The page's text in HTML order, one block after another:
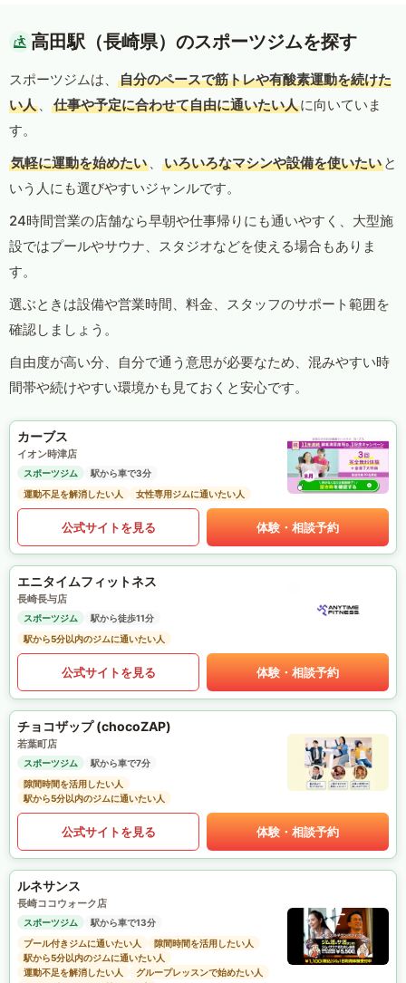
高田駅（長崎県）のスポーツジムを探す
スポーツジムは、
自分のペースで筋トレや有酸素運動を続けた
い人 、 仕事や予定に合わせて自由に通いたい人に向いていま
す。
気軽に運動を始めたい 、 いろいろなマシンや設備を使いたい と
いう人にも選びやすいジャンルです。
24時間営業の店舗なら早朝や仕事帰りにも通いやすく、大型施
設ではプールやサウナ、スタジオなどを使える場合もありま
す。
選ぶときは設備や営業時間、料金、スタッフのサポート範囲を
確認しましょう。
自由度が高い分、自分で通う意思が必要なため、混みやすい時
間帯や続けやすい環境かも見ておくと安心です。
カーブス
イオン時津店
スポーツジム
駅から車で3分
運動不足を解消したい人
女性専用ジムに通いたい人
公式サイトを見る 体験・相談予約
エニタイムフィットネス
長崎長与店
スポーツジム
駅から徒歩11分
駅から5分以内のジムに通いたい人
公式サイトを見る 体験・相談予約
チョコザップ (chocoZAP)
若葉町店
スポーツジム
駅から車で7分
隙間時間を活用したい人
駅から5分以内のジムに通いたい人
公式サイトを見る 体験・相談予約
ルネサンス
長崎ココウォーク店
スポーツジム
駅から車で13分
プール付きジムに通いたい人
隙間時間を活用したい人
駅から5分以内のジムに通いたい人
運動不足を解消したい人
グループレッスンで始めたい人